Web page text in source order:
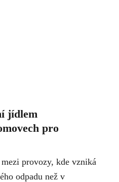
jídlem
pro
provozy, kde vzniká
odpadu než v